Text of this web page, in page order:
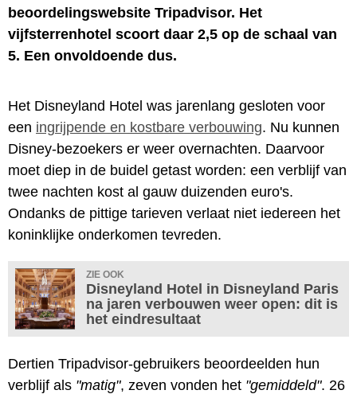
beoordelingswebsite Tripadvisor. Het
vijfsterrenhotel scoort daar 2,5 op de schaal van
5. Een onvoldoende dus.
Het Disneyland Hotel was jarenlang gesloten voor
een ingrijpende en kostbare verbouwing. Nu kunnen
Disney-bezoekers er weer overnachten. Daarvoor
moet diep in de buidel getast worden: een verblijf van
twee nachten kost al gauw duizenden euro's.
Ondanks de pittige tarieven verlaat niet iedereen het
koninklijke onderkomen tevreden.
ZIE OOK
Disneyland Hotel in Disneyland Paris
na jaren verbouwen weer open: dit is
het eindresultaat
Dertien Tripadvisor-gebruikers beoordeelden hun
verblijf als "matig", zeven vonden het "gemiddeld". 26